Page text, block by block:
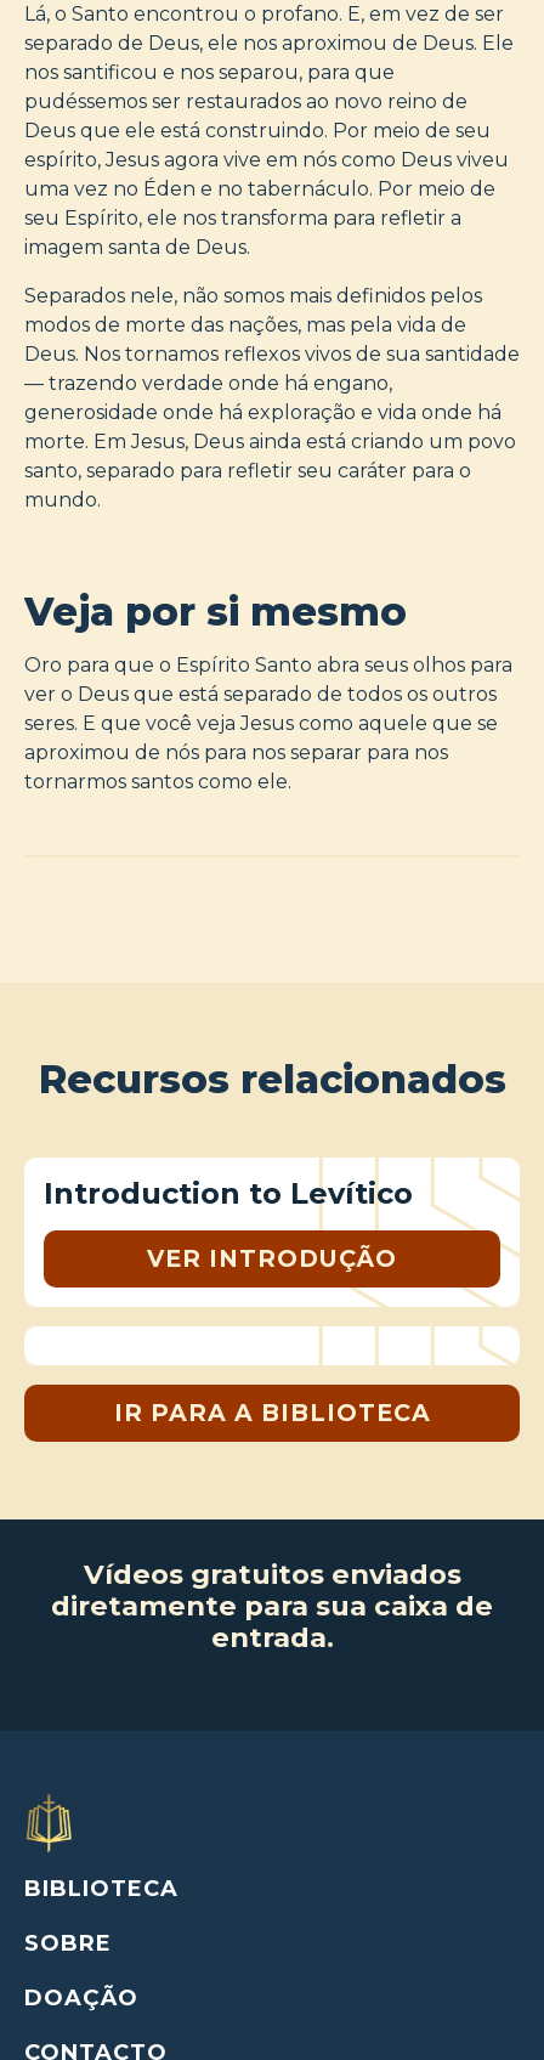
Lá, o Santo encontrou o profano. E, em vez de ser
separado de Deus, ele nos aproximou de Deus. Ele
nos santificou e nos separou, para que
pudéssemos ser restaurados ao novo reino de
Deus que ele está construindo. Por meio de seu
espírito, Jesus agora vive em nós como Deus viveu
uma vez no Éden e no tabernáculo. Por meio de
seu Espírito, ele nos transforma para refletir a
imagem santa de Deus.
Separados nele, não somos mais definidos pelos
modos de morte das nações, mas pela vida de
Deus. Nos tornamos reflexos vivos de sua santidade
— trazendo verdade onde há engano,
generosidade onde há exploração e vida onde há
morte. Em Jesus, Deus ainda está criando um povo
santo, separado para refletir seu caráter para o
mundo.
Veja por si mesmo
Oro para que o Espírito Santo abra seus olhos para
ver o Deus que está separado de todos os outros
seres. E que você veja Jesus como aquele que se
aproximou de nós para nos separar para nos
tornarmos santos como ele.
Recursos relacionados
Introduction to Levítico
VER INTRODUÇÃO
IR PARA A BIBLIOTECA
Vídeos gratuitos enviados
diretamente para sua caixa de
entrada.
BIBLIOTECA
SOBRE
DOAÇÃO
CONTACTO